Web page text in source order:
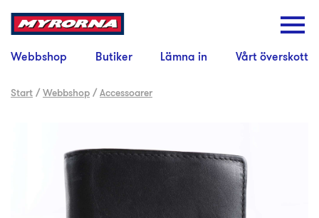
Webbshop Butiker Lämna in Vårt överskott
Start /Webbshop /Accessoarer